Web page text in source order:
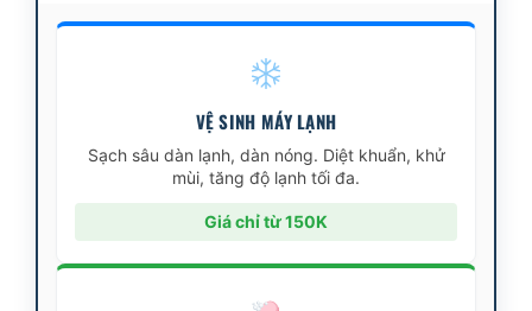
VỆ SINH MÁY LẠNH
Sạch sâu dàn lạnh, dàn nóng. Diệt khuẩn, khử
mùi, tăng độ lạnh tối đa.
Giá chỉ từ 150K